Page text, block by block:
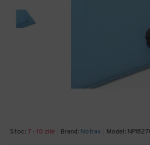
Stoc: 7 - 10 zile Brand: Notrax Model: